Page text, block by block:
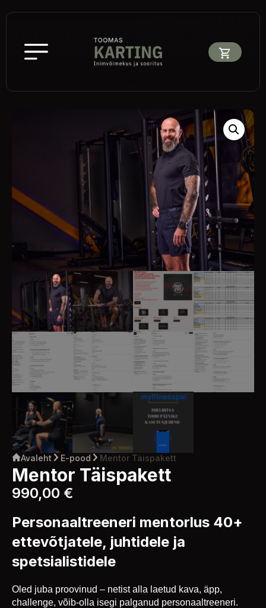
Avaleht E-pood Mentor Täispakett
Mentor Täispakett
990,00 €
Personaaltreeneri mentorlus 40+
ettevõtjatele, juhtidele ja
spetsialistidele
Oled juba proovinud – netist alla laetud kava, äpp,
challenge, võib-olla isegi palganud personaaltreeneri.